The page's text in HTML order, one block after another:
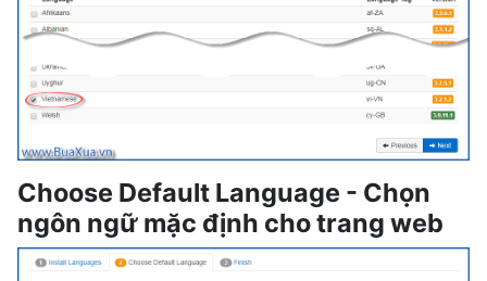
Choose Default Language - Chọn
ngôn ngữ mặc định cho trang web